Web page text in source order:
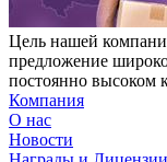
Цель нашей
предложение
постоянно высоком
Компания
О нас
Новости